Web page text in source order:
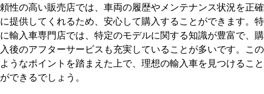
頼性の高い販売店では、車両の履歴やメンテナンス状況を正確
に提供してくれるため、安心して購入することができます。特
に輸入車専門店では、特定のモデルに関する知識が豊富で、購
入後のアフターサービスも充実していることが多いです。この
ようなポイントを踏まえた上で、理想の輸入車を見つけること
ができるでしょう。